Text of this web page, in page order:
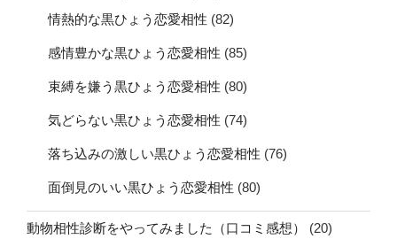
情熱的な黒ひょう恋愛相性 (82)
感情豊かな黒ひょう恋愛相性 (85)
束縛を嫌う黒ひょう恋愛相性 (80)
気どらない黒ひょう恋愛相性 (74)
落ち込みの激しい黒ひょう恋愛相性 (76)
面倒見のいい黒ひょう恋愛相性 (80)
動物相性診断をやってみました（口コミ感想） (20)